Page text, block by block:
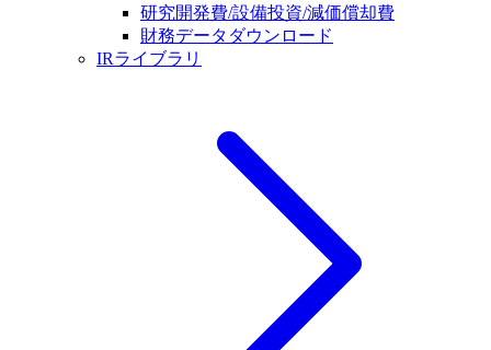
研究開発費/設備投資/減価償却費
財務データダウンロード
IRライブラリ